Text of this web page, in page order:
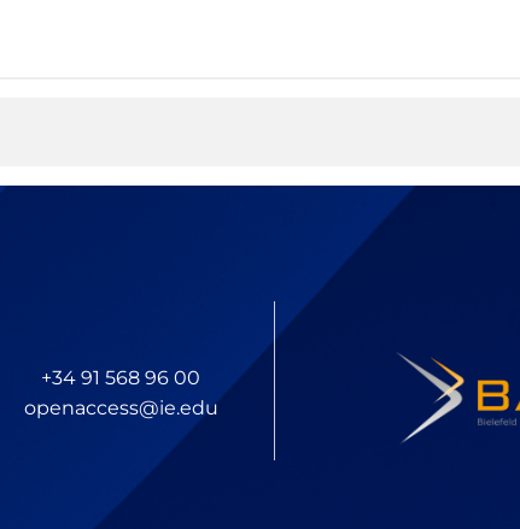
+34 91 568 96 00
openaccess@ie.edu